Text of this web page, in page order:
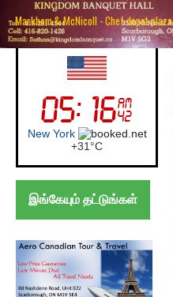
Markham & McNicoll - Chef depot plaza
UK (London)
London
+22°C
இங்கேயும் தட்டுங்கள்